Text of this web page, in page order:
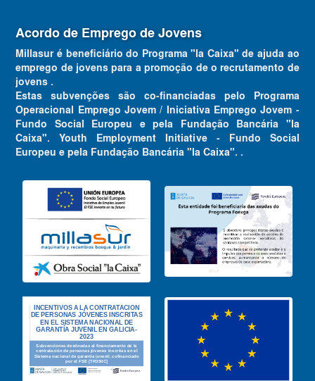
Acordo de Emprego de Jovens
Millasur é beneficiário do Programa "la Caixa" de ajuda ao
emprego de jovens para a promoção de o recrutamento de
jovens .
Estas subvenções são co-financiadas pelo Programa
Operacional Emprego Jovem / Iniciativa Emprego Jovem -
Fundo Social Europeu e pela Fundação Bancária "la
Caixa". Youth Employment Initiative - Fundo Social
Europeu e pela Fundação Bancária "la Caixa". .